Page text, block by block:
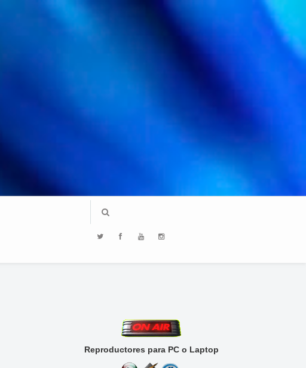
Reproductores para PC o Laptop